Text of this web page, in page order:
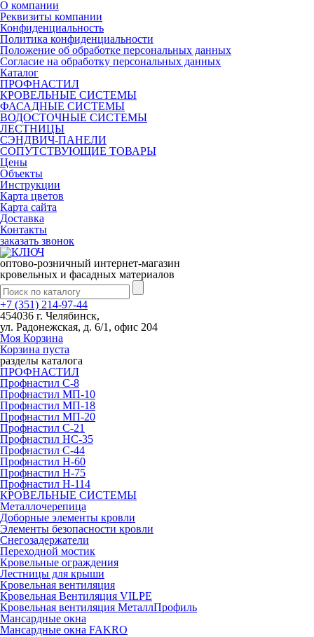
О компании
Реквизиты компании
Конфиденциальность
Политика конфиденциальности
Положение об обработке персональных данных
Согласие на обработку персональных данных
Каталог
ПРОФНАСТИЛ
КРОВЕЛЬНЫЕ СИСТЕМЫ
ФАСАДНЫЕ СИСТЕМЫ
ВОДОСТОЧНЫЕ СИСТЕМЫ
ЛЕСТНИЦЫ
СЭНДВИЧ-ПАНЕЛИ
СОПУТСТВУЮЩИЕ ТОВАРЫ
Цены
Объекты
Инструкции
Карта цветов
Карта сайта
Доставка
Контакты
заказать звонок
оптово-розничный интернет-магазин
кровельных и фасадных материалов
+7 (351) 214-97-44
454036 г. Челябинск,
ул. Радонежская, д. 6/1, офис 204
Моя Корзина
Корзина пуста
разделы каталога
ПРОФНАСТИЛ
Профнастил С-8
Профнастил МП-10
Профнастил МП-18
Профнастил МП-20
Профнастил С-21
Профнастил НС-35
Профнастил С-44
Профнастил Н-60
Профнастил Н-75
Профнастил Н-114
КРОВЕЛЬНЫЕ СИСТЕМЫ
Металлочерепица
Доборные элементы кровли
Элементы безопасности кровли
Снегозадержатели
Переходной мостик
Кровельные ограждения
Лестницы для крыши
Кровельная вентиляция
Кровельная Вентиляция VILPE
Кровельная вентиляция МеталлПрофиль
Мансардные окна
Мансардные окна FAKRO